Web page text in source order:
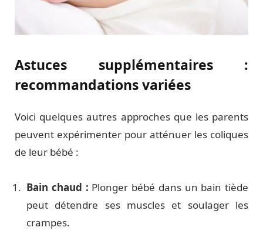
Astuces supplémentaires :
recommandations variées
Voici quelques autres approches que les parents
peuvent expérimenter pour atténuer les coliques
de leur bébé :
Bain chaud : Plonger bébé dans un bain tiède
peut détendre ses muscles et soulager les
crampes.